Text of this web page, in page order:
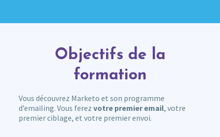
Objectifs de la
formation
Vous découvrez Marketo et son programme
d’emailing. Vous ferez votre premier email, votre
premier ciblage, et votre premier envoi.